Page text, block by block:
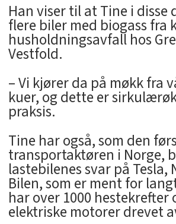
Han viser til at Tine i disse
flere biler med biogass fra
husholdningsavfall hos
Vestfold.
– Vi kjører da på møkk fra
kuer, og dette er
praksis.
Tine har også, som den
transportaktøren i Norge,
lastebilenes svar på Tesla,
Bilen, som er ment for
har over 1000 hestekrefter
elektriske motorer drevet